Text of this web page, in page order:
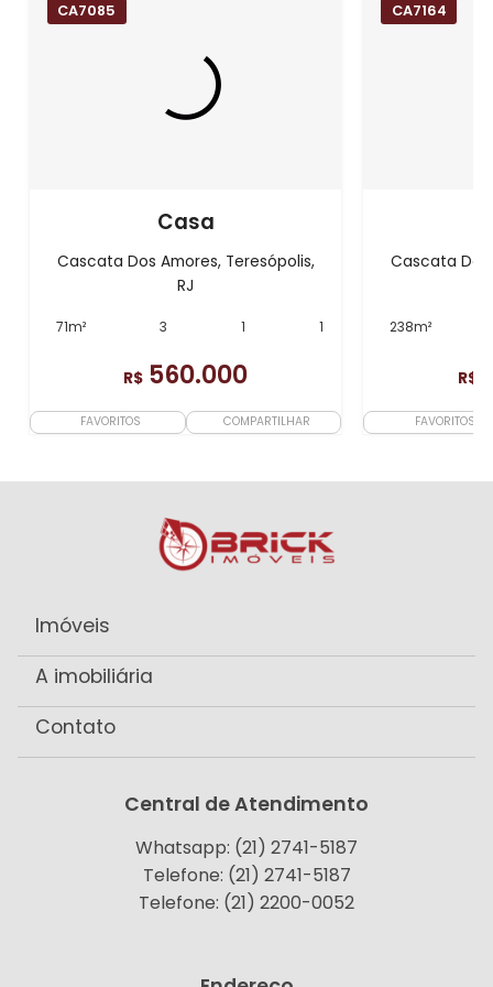
CA7085
Casa
Cascata Dos Amores, Teresópolis,
RJ
71m² 3 1 1
R$ 560.000
FAVORITOS COMPARTILHAR
CA7164
Cascata Dos
238m²
R$
FAVORITOS
Imóveis
A imobiliária
Contato
Central de Atendimento
Whatsapp: (21) 2741-5187
Telefone: (21) 2741-5187
Telefone: (21) 2200-0052